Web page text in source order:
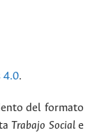
4.0.
del formato
Trabajo Sociale